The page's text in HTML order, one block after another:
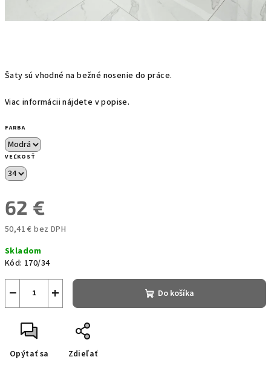
Šaty sú vhodné na bežné nosenie do práce.
Viac informácii nájdete v popise.
FARBA
VEĽKOSŤ
62 €
50,41 € bez DPH
cena:
Skladom
Kód: 170/34
+
− Do košíka
Opýtať sa Zdieľať